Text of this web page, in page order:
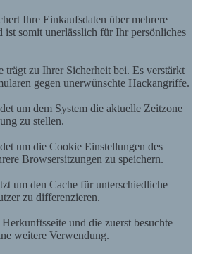
Ihre Einkaufsdaten über mehrere
ist somit unerlässlich für Ihr persönliches
zu Ihrer Sicherheit bei. Es verstärkt
gegen unerwünschte Hackangriffe.
um dem System die aktuelle Zeitzone
zu stellen.
um die Cookie Einstellungen des
Browsersitzungen zu speichern.
um den Cache für unterschiedliche
zu differenzieren.
und die zuerst besuchte
weitere Verwendung.